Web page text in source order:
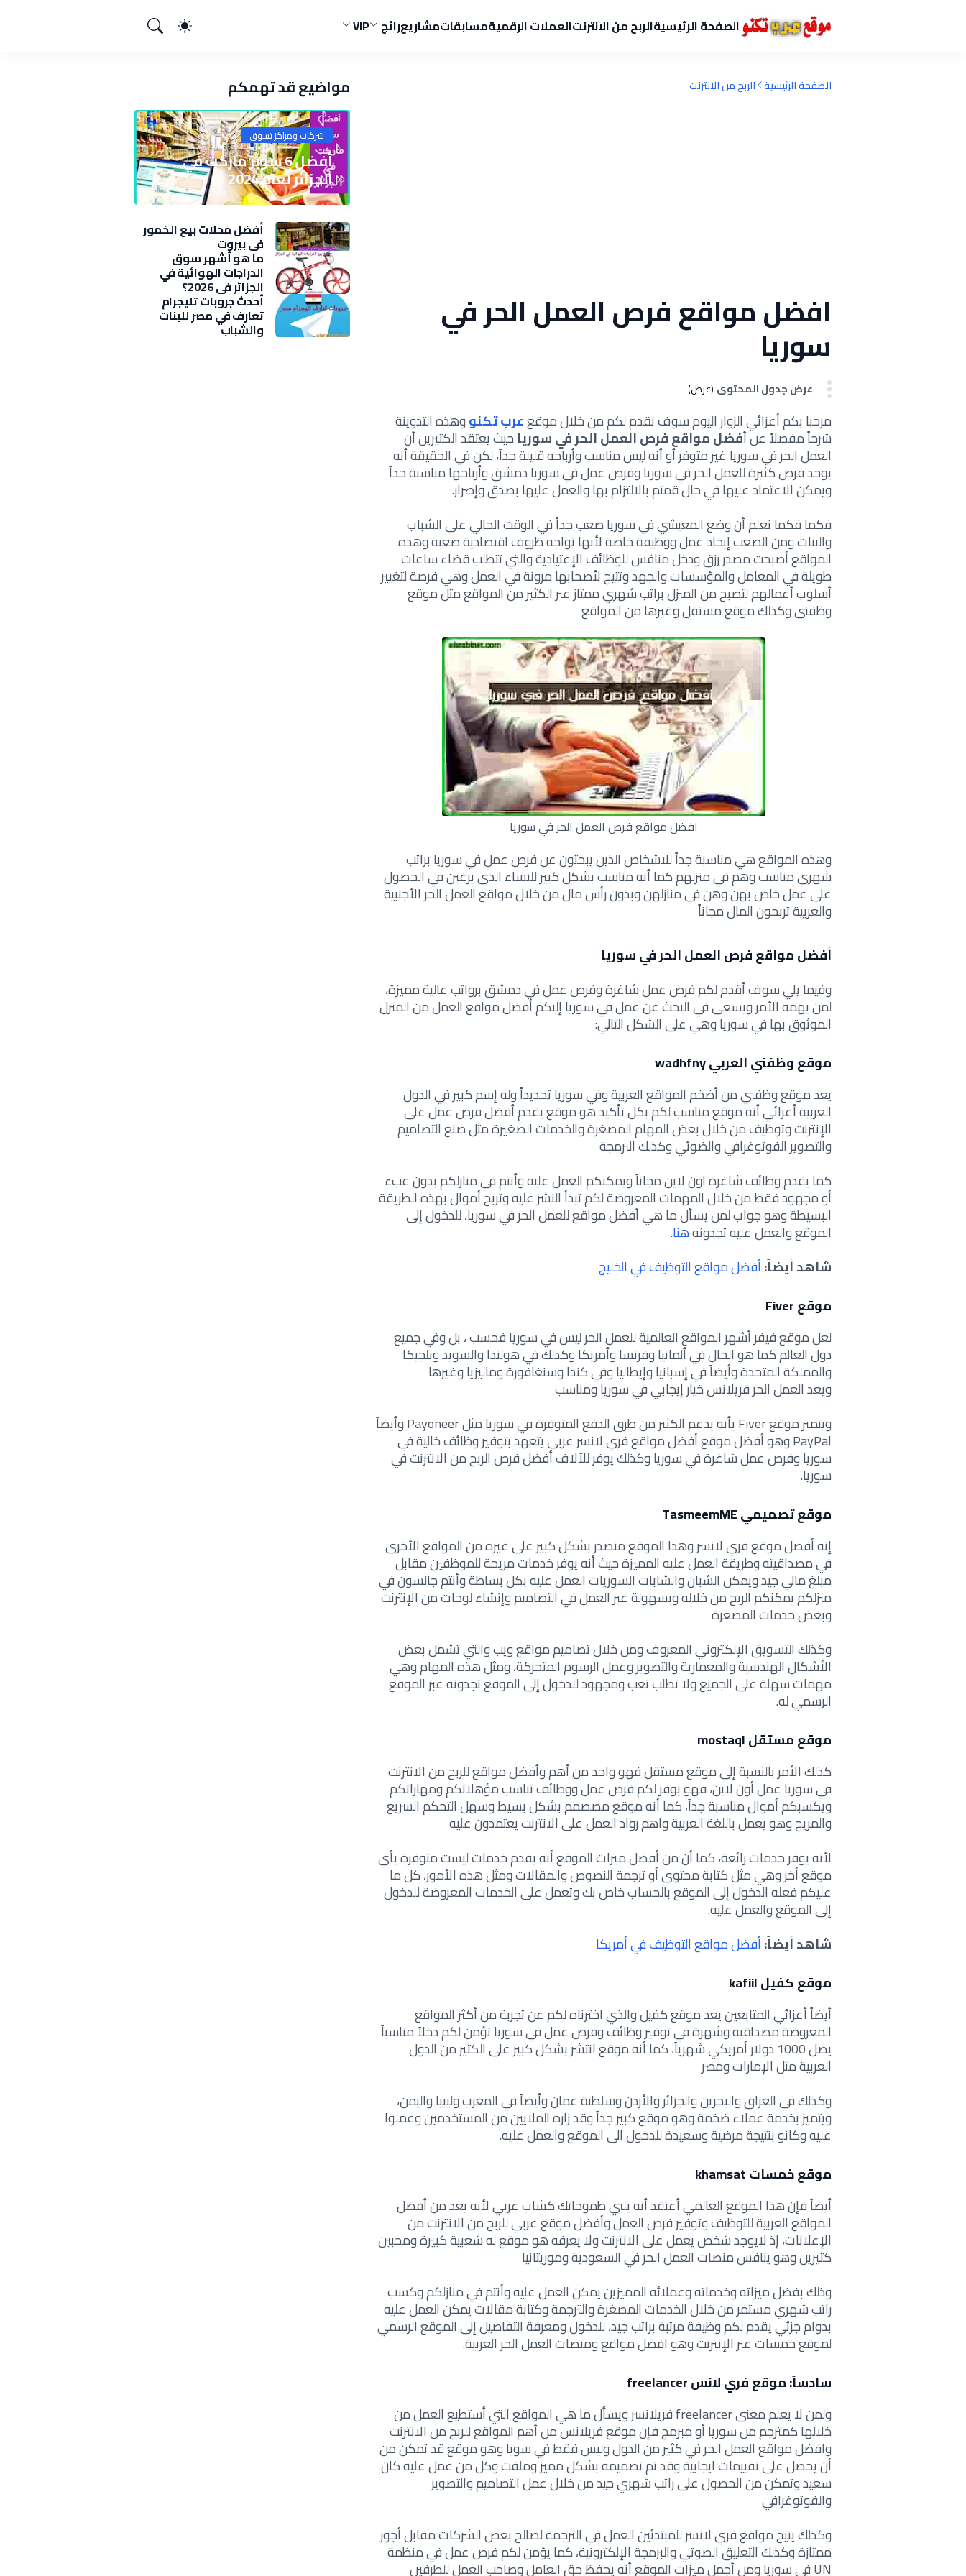
الصفحة الرئيسيةالربح من الانترنتالعملات الرقميةمسابقاتمشاريعرائج VIP
الصفحة الرئيسية الربح من الانترنت
افضل مواقع فرص العمل الحر في
سوريا
عرض جدول المحتوى (عرض)
مرحبا بكم أعزائي الزوار اليوم سوف نقدم لكم من خلال موقععرب تكنووهذه التدوينة
شرحاً مفصلاً عن أفضل مواقع فرص العمل الحر في سوريا حيث يعتقد الكثيرين أن
العمل الحر في سوريا غير متوفر أو أنه ليس مناسب وأرباحه قليلة جداً، لكن في الحقيقة أنه
يوحد فرص كثيرة للعمل الحر في سوريا وفرص عمل في سوريا دمشقوأرباحها مناسبة جداً
ويمكن الاعتماد عليها في حال قمتم بالالتزام بها والعمل عليها بصدق وإصرار.
فكمافكما نعلم أن وضع المعيشي في سوريا صعب جداً في الوقت الحالي على الشباب
والبنات ومن الصعب إيجاد عمل ووظيفة خاصة لأنها تواجه ظروف اقتصادية صعبةوهذه
المواقع أصبحت مصدر رزق ودخل منافس للوظائف الإعتيادية والتي تتطلب قضاء ساعات
طويلة في المعامل والمؤسسات والجهد وتتيح لأصحابها مرونة في العمل وهي فرصة لتغيير
أسلوب أعمالهم لتصبحمن المنزل براتب شهري ممتاز عبر الكثير من المواقع مثلموقع
وظفني وكذلكموقع مستقلوغيرها من المواقع
افضل مواقع فرص العمل الحر في سوريا
وهذه المواقع هي مناسبة جداً للاشخاص الذين يبحثون عن فرص عمل في سوريا براتب
شهري مناسب وهم في منزلهم كما أنه مناسب بشكل كبير للنساء الذي يرغبن في الحصول
على عمل خاص بهن وهن في منازلهن وبدون رأس مال من خلال مواقع العمل الحر الأجنبية
والعربية تربحون المال مجاناً
أفضل مواقع فرص العمل الحر في سوريا
وفيما يلي سوف أقدم لكم فرص عمل شاغرة وفرص عمل في دمشق برواتب عاليةمميزة،
لمن يهمه الأمر ويسعى في البحث عن عمل في سوريا إليكم أفضلمواقع العمل من المنزل
الموثوق بها في سوريا وهي على الشكل التالي:
موقع وظفني العربي wadhfny
يعد موقع وظفني من أضخم المواقع العربية وفي سوريا تحديداً وله إسم كبير في الدول
العربية أعزائي أنه موقع مناسب لكم بكل تأكيد هو موقع يقدم أفضل فرص عمل على
الإنترنت وتوظيف من خلال بعض المهام المصغرة والخدمات الصغيرة مثل صنع التصاميم
والتصوير الفوتوغرافي والضوئي وكذلك البرمجة
كما يقدم وظائف شاغرة اون لاين مجاناً ويمكنكم العمل عليه وأنتم في منازلكم بدون عبء
أو مجهود فقط من خلال المهمات المعروضة لكم تبدأ النشر عليه وتربح أموال بهذه الطريقة
البسيطةوهو جواب لمن يسأل ما هي أفضل مواقع للعمل الحر في سوريا،للدخول إلى
الموقع والعمل عليه تجدونههنا.
شاهد أيضاً:أفضل مواقع التوظيف في الخليج
موقع Fiver
لعل موقع فيفر أشهر المواقع العالمية للعمل الحر ليس في سوريا فحسب ، بل وفي جميع
دول العالم كما هو الحال في ألمانيا وفرنسا وأمريكا وكذلك في هولندا والسويد وبلجيكا
والمملكة المتحدة وأيضاً في إسبانيا وإيطاليا وفي كندا وسنغافورة وماليزيا وغيرها
ويعدالعمل الحر فريلانس خيار إيجابي في سوريا ومناسب
ويتميز موقع Fiver بأنه يدعم الكثير من طرق الدفع المتوفرة في سوريا مثل Payoneer وأيضاً
PayPal وهو أفضل موقع أفضل مواقع فري لانسر عربييتعهد بتوفيروظائف خالية في
سوريا وفرص عمل شاغرة في سوريا وكذلك يوفر للآلاف أفضل فرص الربح من الانترنت في
سوريا.
موقع تصميمي TasmeemME
إنه أفضلموقع فري لانسروهذا الموقع متصدر بشكل كبير على غيره من المواقع الأخرى
في مصداقيته وطريقة العمل عليه المميزة حيث أنه يوفر خدمات مريحة للموظفين مقابل
مبلغ مالي جيد ويمكن الشبان والشابات السوريات العمل عليه بكل بساطة وأنتم جالسون في
منزلكم يمكنكم الربح من خلاله وبسهولة عبر العمل في التصاميم وإنشاء لوحات من الإنترنت
وبعض خدمات المصغرة
وكذلك التسويق الإلكتروني المعروف ومن خلال تصاميم مواقع ويب والتي تشمل بعض
الأشكال الهندسية والمعمارية والتصوير وعمل الرسوم المتحركة، ومثل هذه المهام وهي
مهمات سهلة على الجميع ولا تطلب تعب ومجهود للدخول إلى الموقع تجدونه عبر الموقع
الرسمي له.
موقع مستقل mostaql
كذلك الأمر بالنسبة إلى موقع مستقل فهو واحد من أهم وأفضل مواقع للربح من الانترنت
في سوريا عمل أون لاين، فهو يوفر لكم فرص عمل ووظائف تناسب مؤهلاتكم ومهاراتكم
ويكسبكم أموال مناسبة جداً، كما أنه موقع مصصمم بشكل بسيط وسهل التحكم السريع
والمريح وهو يعمل باللغة العربية واهم رواد العمل على الانترنت يعتمدون عليه
لأنه يوفر خدمات رائعة، كما أن من أفضل ميزات الموقع أنه يقدم خدمات ليست متوفرة بأي
موقع أخر وهي مثل كتابة محتوى أو ترجمة النصوص والمقالات ومثل هذه الأمور، كل ما
عليكم فعله الدخول إلى الموقع بالحساب خاص بك وتعمل على الخدمات المعروضة للدخول
إلى الموقع والعمل عليه.
شاهد أيضاً:أفضل مواقع التوظيف في أمريكا
موقع كفيل kafiil
أيضاً أعزائي المتابعين يعد موقع كفيل والذي اخترناه لكم عن تجربة من أكثر المواقع
المعروضة مصداقية وشهرة في توفير وظائف وفرص عمل في سوريا تؤمن لكم دخلاً مناسباً
يصل 1000 دولار أمريكي شهرياً، كما أنه موقع انتشر بشكل كبير على الكثير من الدول
العربية مثل الإمارات ومصر
وكذلك في العراق والبحرين والجزائر والأردن وسلطنة عمان وأيضاً في المغرب وليبيا واليمن،
ويتميز بخدمة عملاء ضخمة وهو موقع كبير جداً وقد زاره الملايين من المستخدمين وعملوا
عليه وكانو بنتيجة مرضية وسعيدة للدخول الى الموقع والعمل عليه.
موقع خمسات khamsat
أيضاً فإن هذا الموقع العالمي أعتقد أنه يلبي طموحاتك كشاب عربي لأنه يعد من أفضل
المواقع العربية للتوظيف وتوفير فرص العمل وأفضل موقع عربي للربح من الانترنت من
الإعلانات، إذ لايوجد شخص يعمل على الانترنت ولا يعرفه هو موقع له شعبية كبيرة ومحبين
كثيرين وهو ينافسمنصات العمل الحر في السعودية وموريتانيا
وذلك بفضل ميزاته وخدماته وعملائه المميزين يمكن العمل عليه وأنتم في منازلكم وكسب
راتب شهري مستمر من خلال الخدمات المصغرة والترجمة وكتابة مقالات يمكن العمل عليه
بدوام جزئي يقدم لكم وظيفة مرتبةبراتب جيد، للدخول ومعرفة التفاصيل إلى الموقع الرسمي
لموقع خمسات عبر الإنترنت وهوافضل مواقع ومنصات العمل الحر العربية.
سادساً: موقع فري لانس freelancer
ولمن لا يعلممعنىfreelancer فريلانسر ويسأل ما هي المواقع التي أستطيع العمل من
خلالها كمترجم من سوريا أو مبرمج فإنموقع فريلانس من أهم المواقع للربح من الانترنت
وافضل مواقع العمل الحر في كثير من الدول وليس فقط في سويا وهو موقع قد تمكن من
أن يحصل على تقييمات ايجابية وقد تم تصميمه بشكل مميز وملفت وكل من عمل عليه كان
سعيد وتمكن من الحصول على راتب شهري جيد من خلال عمل التصاميم والتصوير
والفوتوغرافي
وكذلك يتيحمواقع فري لانسر للمبتدئينالعمل في الترجمة لصالح بعض الشركات مقابل أجور
ممتازة وكذلك التعليق الصوتي والبرمجة الإلكترونية، كما يؤمن لكمفرص عمل في منظمة
UN في سوريا ومن أجمل ميزات الموقع أنه يحفظ حق العامل وصاحب العمل للطرفين
مواضيع قد تهمكم
شركات ومراكز تسوق
أفضل 6 سوبر ماركت في
الجزائر لعام 2024
أفضل محلات بيع الخمور
في بيروت
ما هو أشهر سوق
الدراجات الهوائية في
الجزائر في 2026؟
أحدث جروبات تليجرام
تعارف في مصر للبنات
والشباب